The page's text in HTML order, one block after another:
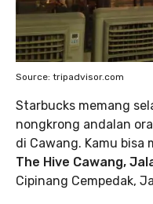
Source: tripadvisor.com
Starbucks memang
nongkrong andalan
di Cawang. Kamu bisa
The Hive Cawang,
Cipinang Cempedak,